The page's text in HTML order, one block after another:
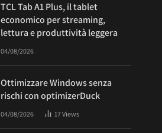
TCL Tab A1 Plus, il tablet
economico per streaming,
lettura e produttività leggera
04/08/2026
Ottimizzare Windows senza
rischi con optimizerDuck
04/08/2026 17Views